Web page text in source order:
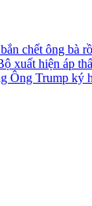
chết ông bà
xuất hiện áp
Ông Trump ký